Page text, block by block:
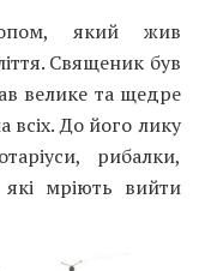
який жив
Священик був
велике та щедре
всіх. До його лику
рибалки,
які мріють вийти